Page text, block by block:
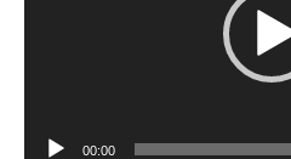
00:00